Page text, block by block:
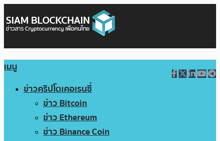
เมนู
ข่าวคริปโตเคอเรนซี่
ข่าว Bitcoin
ข่าว Ethereum
ข่าว Binance Coin